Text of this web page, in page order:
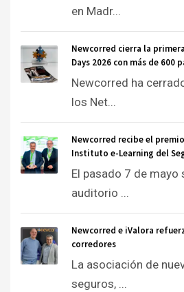
en Madr...
Newcorred cierra la
Days 2026 con más de 600
Newcorred ha
los Net...
Newcorred recibe el
Instituto e-Learning del
El pasado 7 de mayo
auditorio ...
Newcorred e iValora
corredores
La asociación de
seguros, ...